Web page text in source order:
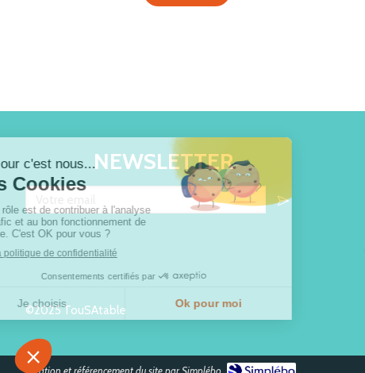
NEWSLETTER
Votre email
©2025 TouSAtable
Création et référencement du site par Simplébo